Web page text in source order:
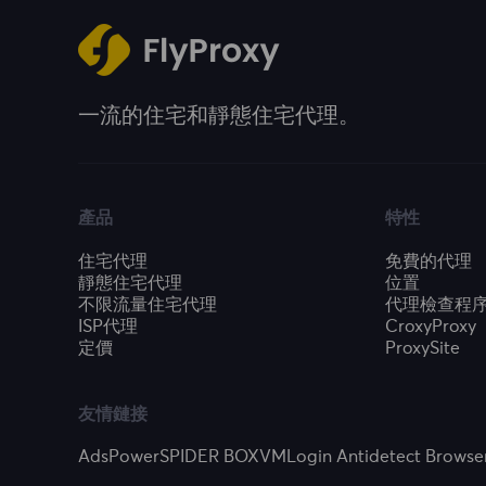
一流的住宅和靜態住宅代理。
產品
住宅代理
靜態住宅代理
不限流量住宅代理
ISP代理
定價
特性
免費的代理
位置
代理檢查程
CroxyProxy
ProxySite
友情鏈接
AdsPowerSPIDER BOXVMLogin Antidetect